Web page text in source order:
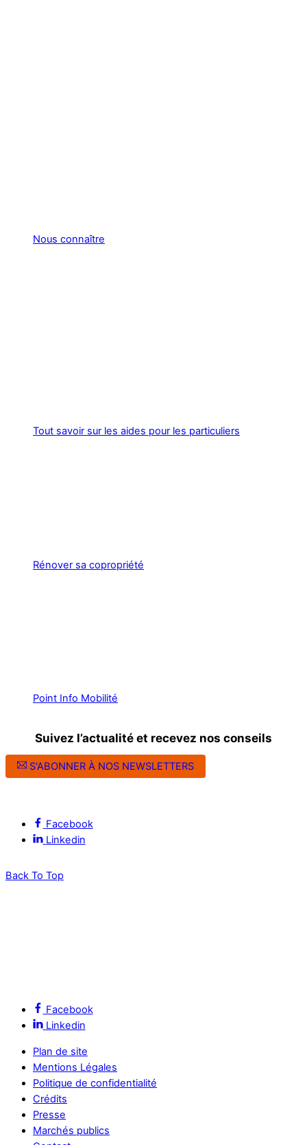
Nous connaître
Tout savoir sur les aides pour les particuliers
Rénover sa copropriété
Point Info Mobilité
Suivez l’actualité et recevez nos conseils
S'ABONNER À NOS NEWSLETTERS
Facebook
Linkedin
Back To Top
Facebook
Linkedin
Plan de site
Mentions Légales
Politique de confidentialité
Crédits
Presse
Marchés publics